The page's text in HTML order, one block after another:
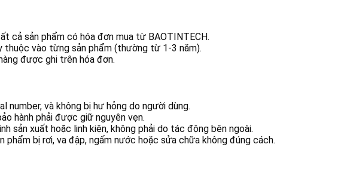
cả sản phẩm có hóa đơn mua từ BAOTINTECH.
thuộc vào từng sản phẩm (thường từ 1-3 năm).
được ghi trên hóa đơn.
number, và không bị hư hỏng do người dùng.
hành phải được giữ nguyên vẹn.
sản xuất hoặc linh kiện, không phải do tác động bên ngoài.
phẩm bị rơi, va đập, ngấm nước hoặc sửa chữa không đúng cách.